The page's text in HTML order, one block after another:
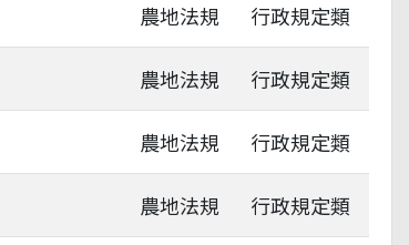
農地法規 行政規定類
農地法規 行政規定類
農地法規 行政規定類
農地法規 行政規定類